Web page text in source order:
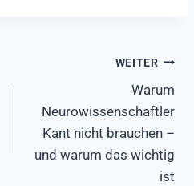
WEITER
Warum
Neurowissenschaftler
Kant nicht brauchen –
und warum das wichtig
ist